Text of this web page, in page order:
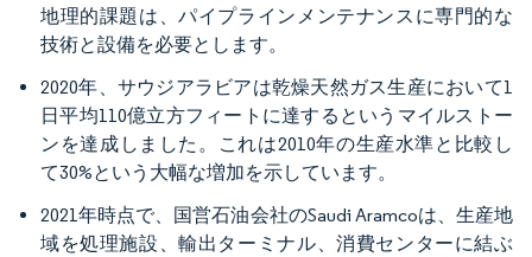
地理的課題は、パイプラインメンテナンスに専門的な
技術と設備を必要とします。
2020年、サウジアラビアは乾燥天然ガス生産において1
日平均110億立方フィートに達するというマイルストー
ンを達成しました。これは2010年の生産水準と比較し
て30%という大幅な増加を示しています。
2021年時点で、国営石油会社のSaudi Aramcoは、生産地
域を処理施設、輸出ターミナル、消費センターに結ぶ